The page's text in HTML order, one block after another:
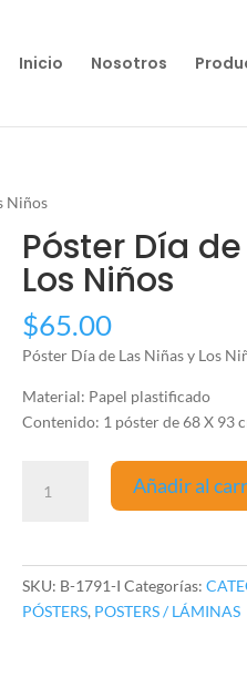
Inicio Nosotros
Niños
Póster Día
Los Niños
$65.00
Póster Día de Las Niñas y Los
Material: Papel plastificado
Contenido: 1 póster de 68 X 93
Día
Añadir al
SKU: B-1791-I Categorías:
PÓSTERS, POSTERS / LÁMINAS